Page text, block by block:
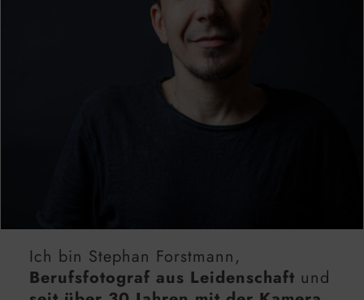
Ich bin Stephan Forstmann,
Berufsfotograf aus Leidenschaft und